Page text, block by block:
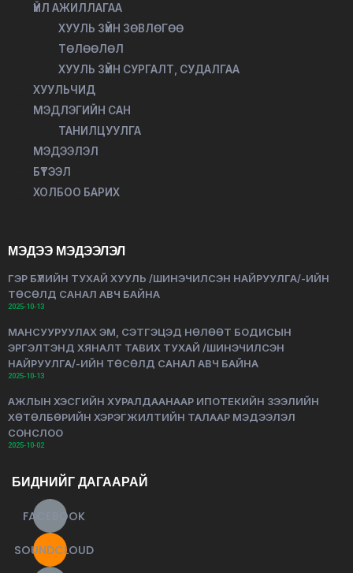
ҮЙЛ АЖИЛЛАГАА
ХУУЛЬ ЗҮЙН ЗӨВЛӨГӨӨ
ТӨЛӨӨЛӨЛ
ХУУЛЬ ЗҮЙН СУРГАЛТ, СУДАЛГАА
ХУУЛЬЧИД
МЭДЛЭГИЙН САН
ТАНИЛЦУУЛГА
МЭДЭЭЛЭЛ
БҮТЭЭЛ
ХОЛБОО БАРИХ
МЭДЭЭ МЭДЭЭЛЭЛ
ГЭР БҮЛИЙН ТУХАЙ ХУУЛЬ /ШИНЭЧИЛСЭН НАЙРУУЛГА/-ИЙН
ТӨСӨЛД САНАЛ АВЧ БАЙНА
2025-10-13
МАНСУУРУУЛАХ ЭМ, СЭТГЭЦЭД НӨЛӨӨТ БОДИСЫН
ЭРГЭЛТЭНД ХЯНАЛТ ТАВИХ ТУХАЙ /ШИНЭЧИЛСЭН
НАЙРУУЛГА/-ИЙН ТӨСӨЛД САНАЛ АВЧ БАЙНА
2025-10-13
АЖЛЫН ХЭСГИЙН ХУРАЛДААНААР ИПОТЕКИЙН ЗЭЭЛИЙН
ХӨТӨЛБӨРИЙН ХЭРЭГЖИЛТИЙН ТАЛААР МЭДЭЭЛЭЛ
СОНСЛОО
2025-10-02
БИДНИЙГ ДАГААРАЙ
FACEBOOK
SOUNDCLOUD